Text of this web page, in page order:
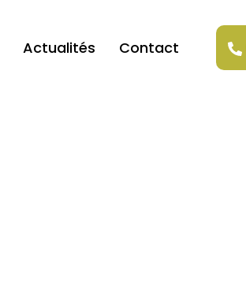
Actualités Contact